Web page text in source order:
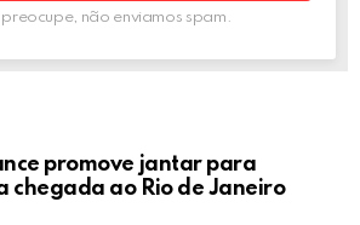
preocupe, não enviamos spam.
promove jantar para
chegada ao Rio de Janeiro